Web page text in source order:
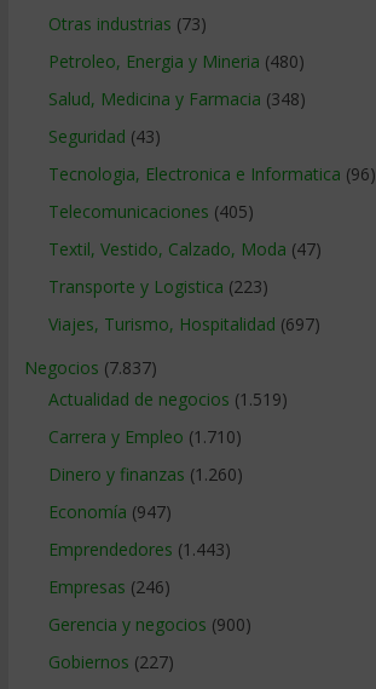
Otras industrias (73)
Petroleo, Energia y Mineria (480)
Salud, Medicina y Farmacia (348)
Seguridad (43)
Tecnologia, Electronica e Informatica (96)
Telecomunicaciones (405)
Textil, Vestido, Calzado, Moda (47)
Transporte y Logistica (223)
Viajes, Turismo, Hospitalidad (697)
Negocios (7.837)
Actualidad de negocios (1.519)
Carrera y Empleo (1.710)
Dinero y finanzas (1.260)
Economía (947)
Emprendedores (1.443)
Empresas (246)
Gerencia y negocios (900)
Gobiernos (227)